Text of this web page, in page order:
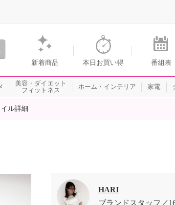
テレビショッピングのショップチャンネル
新着商品 本日お買い得 番組表
美容・ダイエット
フィットネス
ホーム・インテリア 家電
ル詳細
HARI
ブランドスタッフ